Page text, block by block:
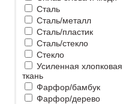
Сталь
Сталь/металл
Сталь/пластик
Сталь/стекло
Стекло
Усиленная хлопковая
ткань
Фарфор/бамбук
Фарфор/дерево